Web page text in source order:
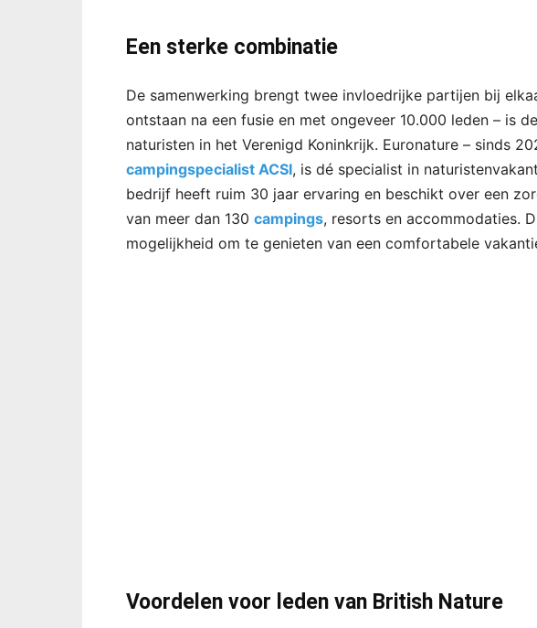
Een sterke combinatie
De samenwerking brengt twee invloedrijke partijen bij
ontstaan na een fusie en met ongeveer 10.000 leden – is
naturisten in het Verenigd Koninkrijk. Euronature – sinds
campingspecialist ACSI, is dé specialist in
bedrijf heeft ruim 30 jaar ervaring en beschikt over een
van meer dan 130 campings, resorts en accommodaties.
mogelijkheid om te genieten van een comfortabele
Voordelen voor leden van British Nature